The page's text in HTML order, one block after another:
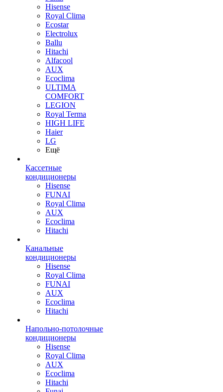
Hisense
Royal Clima
Ecostar
Electrolux
Ballu
Hitachi
Alfacool
AUX
Ecoclima
ULTIMA
COMFORT
LEGION
Royal Terma
HIGH LIFE
Haier
LG
Ещё
Кассетные
кондиционеры
Hisense
FUNAI
Royal Clima
AUX
Ecoclima
Hitachi
Канальные
кондиционеры
Hisense
Royal Clima
FUNAI
AUX
Ecoclima
Hitachi
Напольно-потолочные
кондиционеры
Hisense
Royal Clima
AUX
Ecoclima
Hitachi